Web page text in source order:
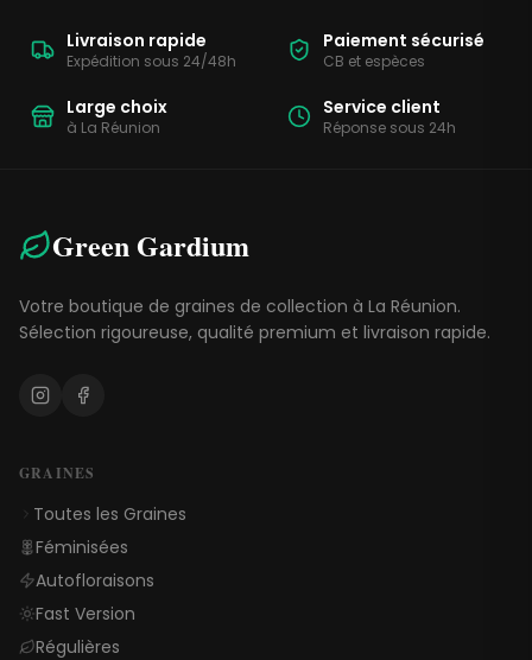
Livraison rapide
Expédition sous 24/48h
Paiement sécurisé
CB et espèces
Large choix
à La Réunion
Service client
Réponse sous 24h
Green Gardium
Votre boutique de graines de collection à La Réunion.
Sélection rigoureuse, qualité premium et livraison rapide.
GRAINES
Toutes les Graines
Féminisées
Autofloraisons
Fast Version
Régulières